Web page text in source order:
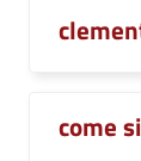
come